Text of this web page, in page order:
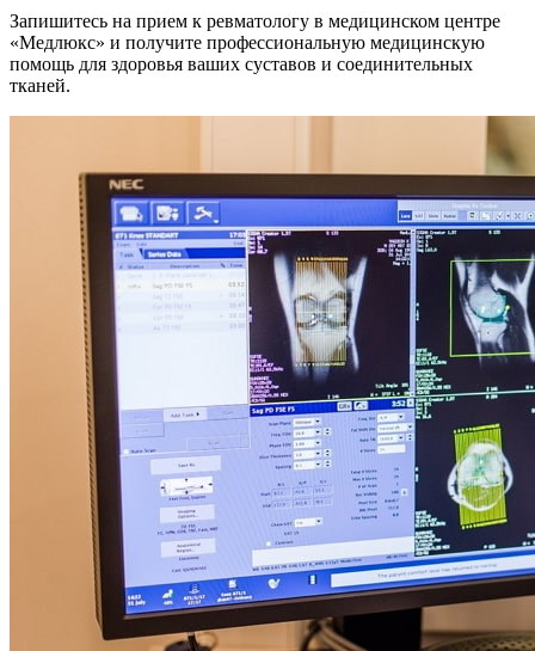
Запишитесь на прием к ревматологу в медицинском центре
«Медлюкс» и получите профессиональную медицинскую
помощь для здоровья ваших суставов и соединительных
тканей.